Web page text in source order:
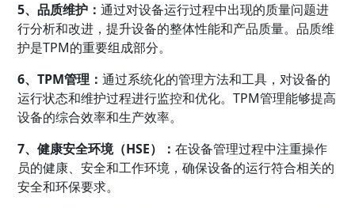
5、品质维护：通过对设备运行过程中出现的质量问题进
行分析和改进，提升设备的整体性能和产品质量。品质维
护是TPM的重要组成部分。
6、TPM管理：通过系统化的管理方法和工具，对设备的
运行状态和维护过程进行监控和优化。TPM管理能够提高
设备的综合效率和生产效率。
7、健康安全环境（HSE）：在设备管理过程中注重操作
员的健康、安全和工作环境，确保设备的运行符合相关的
安全和环保要求。